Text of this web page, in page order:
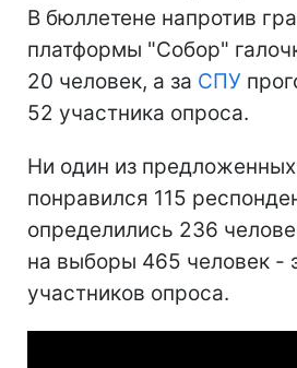
В бюллетене напротив
платформы "Собор"
20 человек, а за СПУ
52 участника опроса.
Ни один из
понравился 115
определились 236
на выборы 465 человек -
участников опроса.